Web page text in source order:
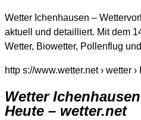
Wetter Ichenhausen –
aktuell und detailliert. Mit dem
Wetter, Biowetter, Pollenflug
http s://www.wetter.net › wetter
Wetter
Heute – wetter.net